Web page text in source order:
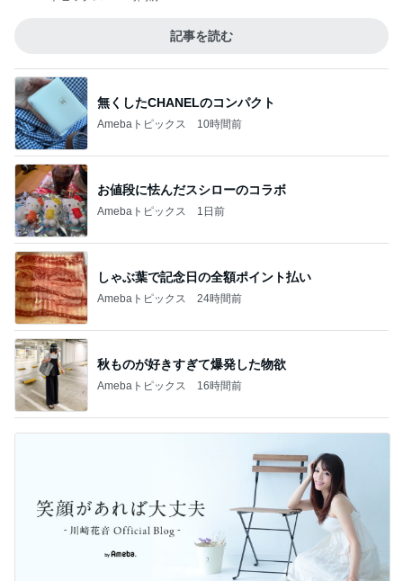
記事を読む
無くしたCHANELのコンパクト
Amebaトピックス 10時間前
お値段に怯んだスシローのコラボ
Amebaトピックス 1日前
しゃぶ葉で記念日の全額ポイント払い
Amebaトピックス 24時間前
秋ものが好きすぎて爆発した物欲
Amebaトピックス 16時間前